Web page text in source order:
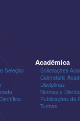
Seleção
Acadêmica
Solicitações
Calendário
Disciplinas
Normas e
Publicações do
Turmas